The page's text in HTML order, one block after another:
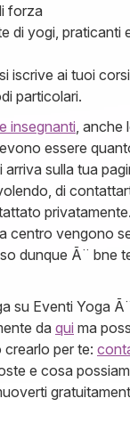
forza
di yogi, praticanti
iscrive ai tuoi
particolari.
insegnanti , anche
essere
sulla tua
di
centro vengono
dunque Ã¨ bne
su Eventi Yoga
da qui ma
per te:
e cosa